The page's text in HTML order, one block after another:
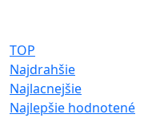
TOP
Najdrahšie
Najlacnejšie
Najlepšie hodnotené